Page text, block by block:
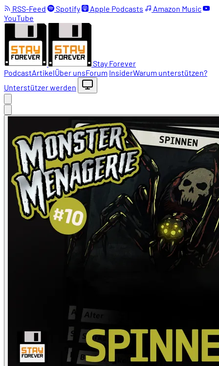
RSS-Feed Spotify Apple Podcasts
Amazon Music
YouTube
Stay Forever
PodcastArtikelÜber unsForum InsiderWarum unterstützen?
Unterstützer werden